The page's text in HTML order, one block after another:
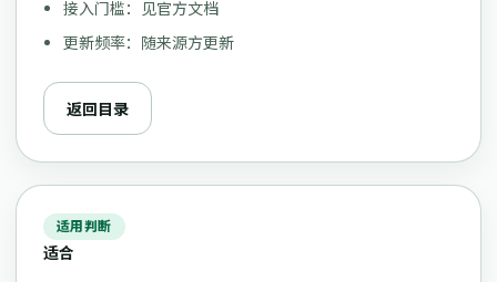
接入门槛：见官方文档
更新频率：随来源方更新
返回目录
适用判断
适合